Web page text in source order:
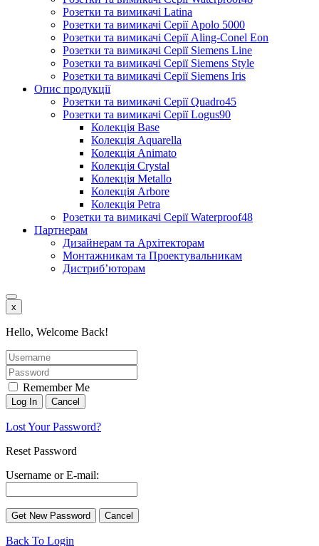
Розетки та вимикачі Latina
Розетки та вимикачі Серії Apolo 5000
Розетки та вимикачі Серії Aling-Conel Eon
Розетки та вимикачі Серії Siemens Line
Розетки та вимикачі Серії Siemens Style
Розетки та вимикачі Серії Siemens Iris
Опис продукції
Розетки та вимикачі Серії Quadro45
Розетки та вимикачі Серії Logus90
Колекція Base
Колекція Aquarella
Колекція Animato
Колекція Crystal
Колекція Metallo
Колекція Arbore
Колекція Petra
Розетки та вимикачі Серії Waterproof48
Партнерам
Дизайнерам та Архітекторам
Монтажникам та Проектувальникам
Дистриб’юторам
x
Hello, Welcome Back!
Remember Me
Lost Your Password?
Reset Password
Username or E-mail:
Back To Login